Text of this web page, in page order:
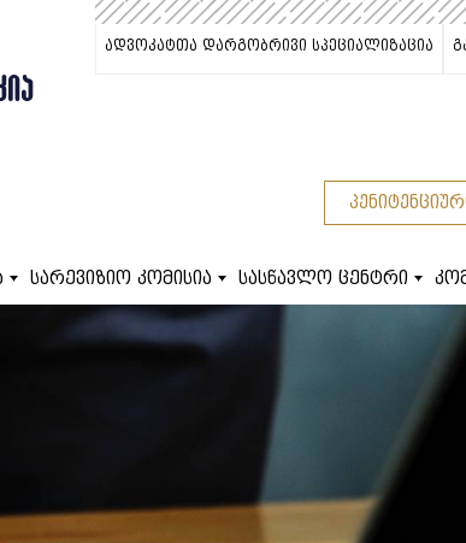
ადვოკატთა დარგობრივი სპეციალიზაცია
სარევიზიო კომისია სასწავლო ცენტრი